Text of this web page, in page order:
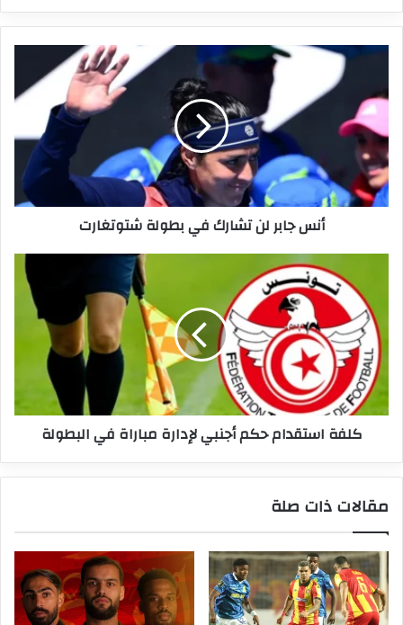
أنس
لن
تشارك
في
بطولة
شتوتغارت
أنس جابر لن تشارك في بطولة شتوتغارت
استقدام
حكم
أجنبي
لإدارة
مباراة
في
البطولة
كلفة استقدام حكم أجنبي لإدارة مباراة في البطولة
مقالات ذات صلة